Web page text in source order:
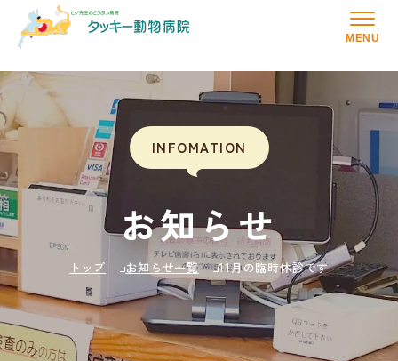
MENU
INFOMATION
お知らせ
トップ お知らせ一覧 11月の臨時休診です